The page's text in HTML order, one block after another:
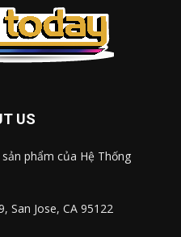
US
sản phẩm của Hệ Thống
San Jose, CA 95122